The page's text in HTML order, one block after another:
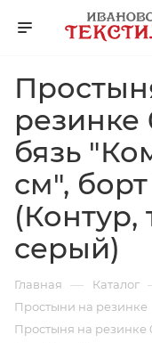
резинке
бязь
см",
(Контур,
серый)
Главная — Каталог
Простыни на резинке
Простыня на резинке